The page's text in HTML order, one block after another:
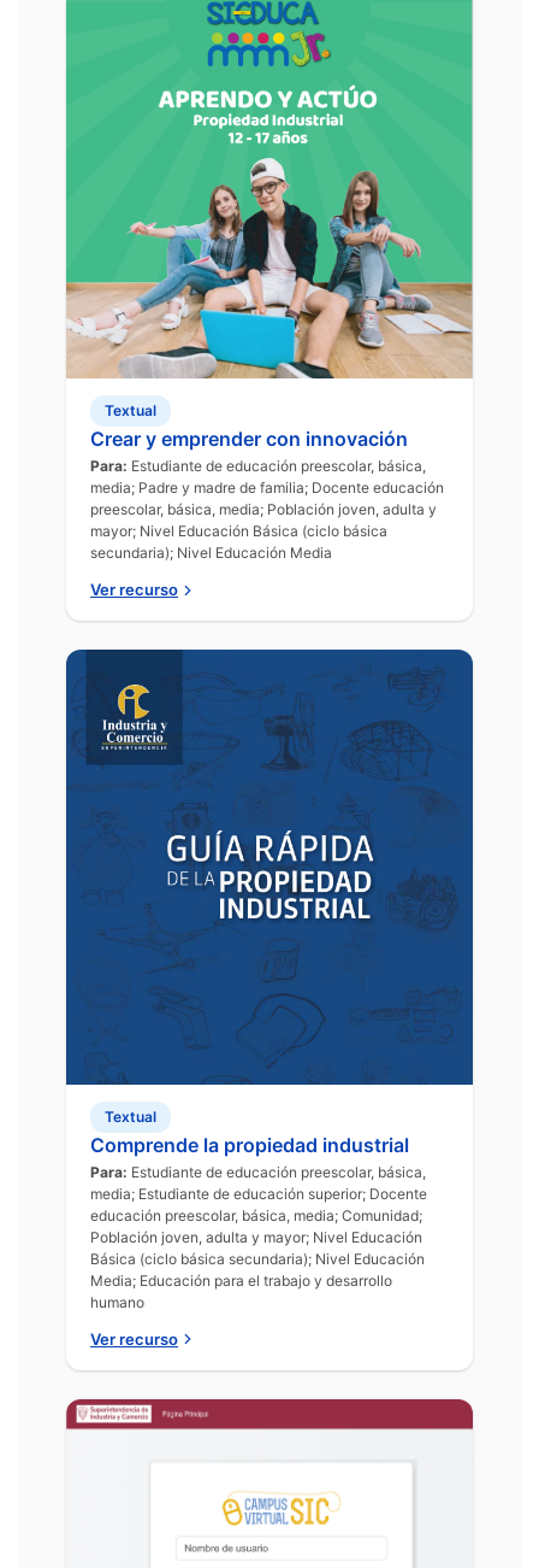
Textual
Crear y emprender con innovación
Para: Estudiante de educación preescolar, básica,
media; Padre y madre de familia; Docente educación
preescolar, básica, media; Población joven, adulta y
mayor; Nivel Educación Básica (ciclo básica
secundaria); Nivel Educación Media
Ver recurso
Textual
Comprende la propiedad industrial
Para: Estudiante de educación preescolar, básica,
media; Estudiante de educación superior; Docente
educación preescolar, básica, media; Comunidad;
Población joven, adulta y mayor; Nivel Educación
Básica (ciclo básica secundaria); Nivel Educación
Media; Educación para el trabajo y desarrollo
humano
Ver recurso